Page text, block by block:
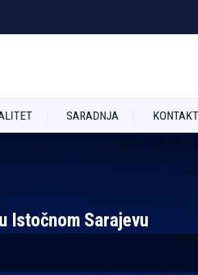
SARADNJA KONTAKT
Istočnom Sarajevu